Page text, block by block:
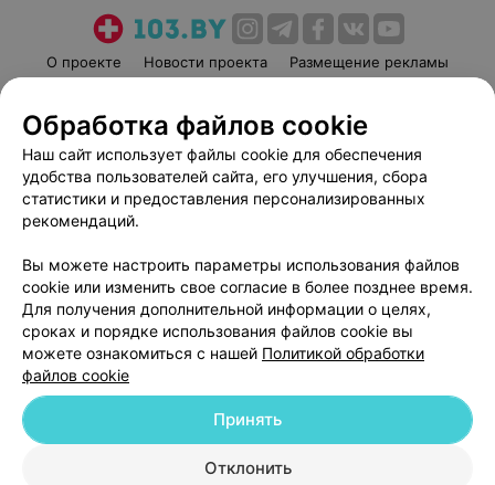
О проекте Новости проекта
Размещение рекламы
Пользовательское соглашение
Способы оплаты
Вакансии
Партнеры
Написать руководителю 103.by
Обработка персональных данных
© 2026 ООО «Артокс Лаб», УНП 191700409
| 220012, Республика Беларусь,
Обработка файлов cookie
Наш сайт использует файлы cookie для обеспечения
удобства пользователей сайта, его улучшения, сбора
статистики и предоставления персонализированных
рекомендаций.
Вы можете настроить параметры использования файлов
cookie или изменить свое согласие в более позднее время.
Для получения дополнительной информации о целях,
сроках и порядке использования файлов cookie вы
можете ознакомиться с нашей Политикой обработки
файлов cookie
Отклонить
Принять